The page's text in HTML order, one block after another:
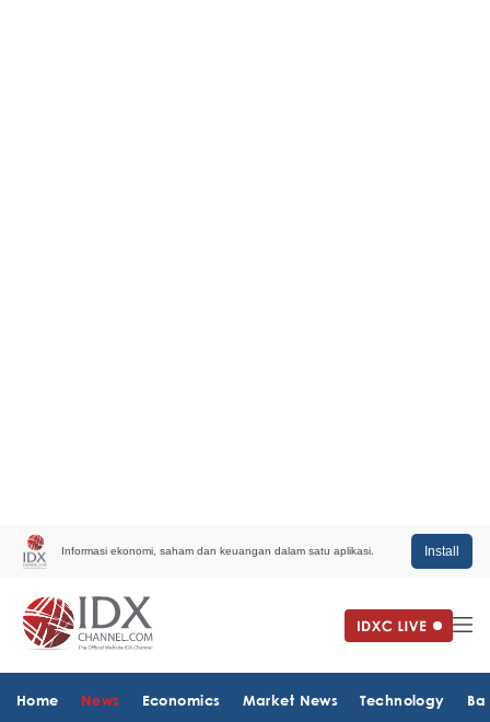
Informasi ekonomi, saham dan keuangan dalam satu aplikasi. Install
Home News Economics Market News Technology